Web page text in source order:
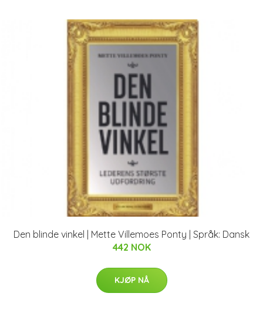
Den blinde vinkel | Mette Villemoes Ponty | Språk: Dansk
442 NOK
KJØP NÅ